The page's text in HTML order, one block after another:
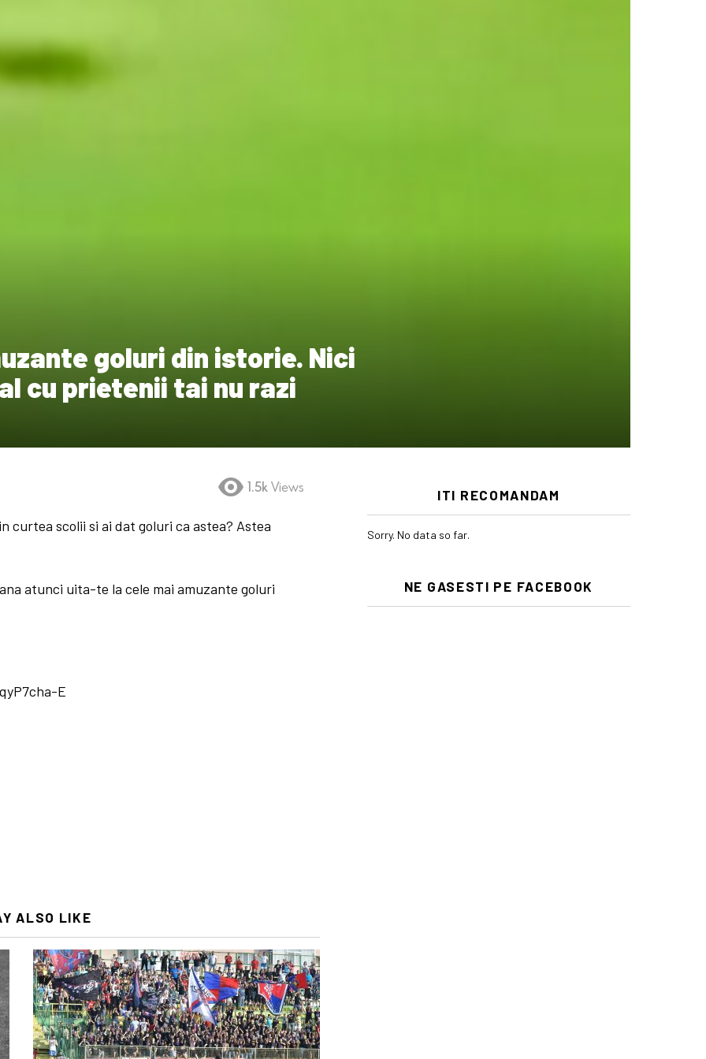
goluri din istorie. Nici
cu prietenii tai nu razi
1.5k Views
curtea scolii si ai dat goluri ca astea? Astea
atunci uita-te la cele mai amuzante goluri
E
ALSO LIKE
ITI RECOMANDAM
Sorry. No data so far.
NE GASESTI PE FACEBOOK